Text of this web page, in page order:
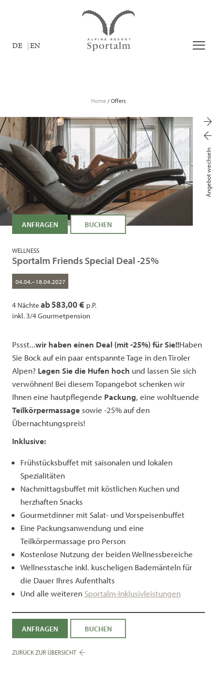
DE EN
Home / Offers
Angebot wechseln
ANFRAGEN BUCHEN
WELLNESS
Sportalm Friends Special Deal -25%
04.04.–18.04.2027
4 Nächte ab583,00 € p.P.
inkl. 3/4 Gourmetpension
Pssst...wir haben einen Deal (mit -25%) für Sie!!Haben
Sie Bock auf ein paar entspannte Tage in den Tiroler
Alpen? Legen Sie die Hufen hoch und lassen Sie sich
verwöhnen! Bei diesem Topangebot schenken wir
Ihnen eine hautpflegende Packung, eine wohltuende
Teilkörpermassage sowie -25% auf den
Übernachtungspreis!
Inklusive:
Frühstücksbuffet mit saisonalen und lokalen
Spezialitäten
Nachmittagsbuffet mit köstlichen Kuchen und
herzhaften Snacks
Gourmetdinner mit Salat- und Vorspeisenbuffet
Eine Packungsanwendung und eine
Teilkörpermassage pro Person
Kostenlose Nutzung der beiden Wellnessbereiche
Wellnesstasche inkl. kuscheligen Bademänteln für
die Dauer Ihres Aufenthalts
Und alle weiteren Sportalm-Inklusivleistungen
ANFRAGEN BUCHEN
ZURÜCK ZUR ÜBERSICHT